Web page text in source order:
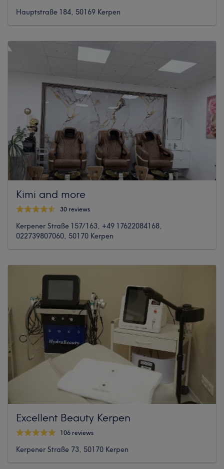
Hauptstraße 184, 50169 Kerpen
Kimi and more
30 reviews
Kerpener Straße 157/163, +49 17622084168,
022739807060, 50170 Kerpen
Excellent Beauty Kerpen
106 reviews
Kerpener Straße 73, 50170 Kerpen